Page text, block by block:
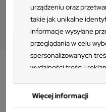
urządzeniu oraz
takie jak unikalne
informacje wysyłane
przeglądania w celu
spersonalizowanych
wydajności treści i
Zaufani Partnerzy
precyzyjnych danych
Więcej informacji
Pliki 3D
Opis